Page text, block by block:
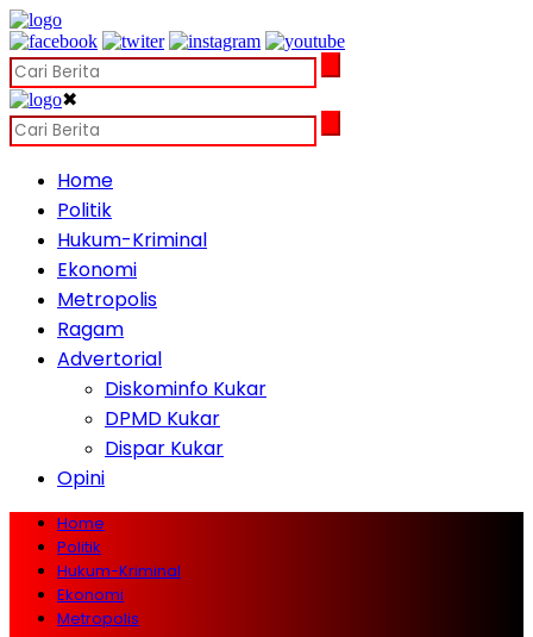
✖
Home
Politik
Hukum-Kriminal
Ekonomi
Metropolis
Ragam
Advertorial
Diskominfo Kukar
DPMD Kukar
Dispar Kukar
Opini
Home
Politik
Hukum-Kriminal
Ekonomi
Metropolis